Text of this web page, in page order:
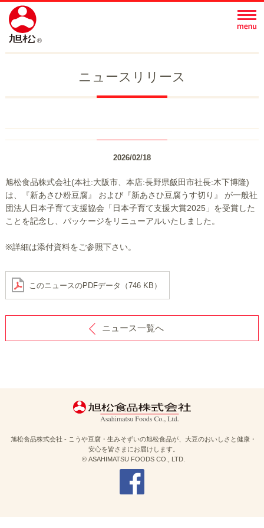
ニュースリリース
2026/02/18
旭松食品株式会社(本社:大阪市、本店:長野県飯田市社長:木下博隆)
は、『新あさひ粉豆腐』 および『新あさひ豆腐うす切り』 が一般社
団法人日本子育て支援協会「日本子育て支援大賞2025」を受賞した
ことを記念し、パッケージをリニューアルいたしました。
※詳細は添付資料をご参照下さい。
このニュースのPDFデータ（746 KB）
ニュース一覧へ
旭松食品株式会社 - こうや豆腐・生みそずいの旭松食品が、大豆のおいしさと健康・
安心を皆さまにお届けします。
© ASAHIMATSU FOODS CO., LTD.